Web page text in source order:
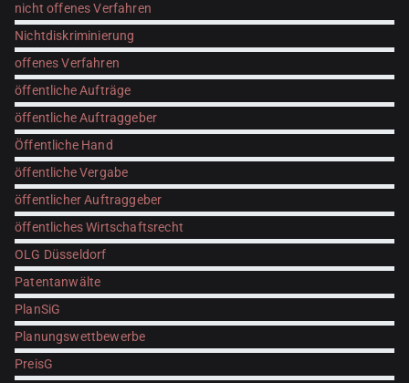
nicht offenes Verfahren
Nichtdiskriminierung
offenes Verfahren
öffentliche Aufträge
öffentliche Auftraggeber
Öffentliche Hand
öffentliche Vergabe
öffentlicher Auftraggeber
öffentliches Wirtschaftsrecht
OLG Düsseldorf
Patentanwälte
PlanSiG
Planungswettbewerbe
PreisG